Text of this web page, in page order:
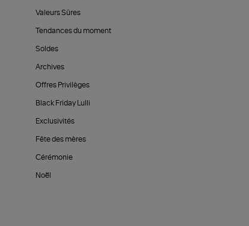
Valeurs Sûres
Tendances du moment
Soldes
Archives
Offres Privilèges
Black Friday Lulli
Exclusivités
Fête des mères
Cérémonie
Noël